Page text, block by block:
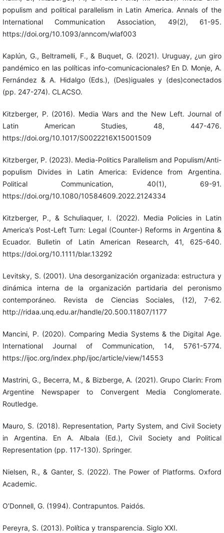
populism and political parallelism in Latin America. Annals of the
International Communication Association, 49(2), 61-95.
https://doi.org/10.1093/anncom/wlaf003
Kaplún, G., Beltramelli, F., & Buquet, G. (2021). Uruguay, ¿un giro
pandémico en las políticas info-comunicacionales? En D. Monje, A.
Fernández & A. Hidalgo (Eds.), (Des)iguales y (des)conectados
(pp. 247-274). CLACSO.
Kitzberger, P. (2016). Media Wars and the New Left. Journal of
Latin American Studies, 48, 447-476.
https://doi.org/10.1017/S0022216X15001509
Kitzberger, P. (2023). Media-Politics Parallelism and Populism/Anti-
populism Divides in Latin America: Evidence from Argentina.
Political Communication, 40(1), 69-91.
https://doi.org/10.1080/10584609.2022.2124334
Kitzberger, P., & Schuliaquer, I. (2022). Media Policies in Latin
America’s Post-Left Turn: Legal (Counter-) Reforms in Argentina &
Ecuador. Bulletin of Latin American Research, 41, 625-640.
https://doi.org/10.1111/blar.13292
Levitsky, S. (2001). Una desorganización organizada: estructura y
dinámica interna de la organización partidaria del peronismo
contemporáneo. Revista de Ciencias Sociales, (12), 7-62.
http://ridaa.unq.edu.ar/handle/20.500.11807/1177
Mancini, P. (2020). Comparing Media Systems & the Digital Age.
International Journal of Communication, 14, 5761-5774.
https://ijoc.org/index.php/ijoc/article/view/14553
Mastrini, G., Becerra, M., & Bizberge, A. (2021). Grupo Clarín: From
Argentine Newspaper to Convergent Media Conglomerate.
Routledge.
Mauro, S. (2018). Representation, Party System, and Civil Society
in Argentina. En A. Albala (Ed.), Civil Society and Political
Representation (pp. 117-130). Springer.
Nielsen, R., & Ganter, S. (2022). The Power of Platforms. Oxford
Academic.
O’Donnell, G. (1994). Contrapuntos. Paidós.
Pereyra, S. (2013). Política y transparencia. Siglo XXI.